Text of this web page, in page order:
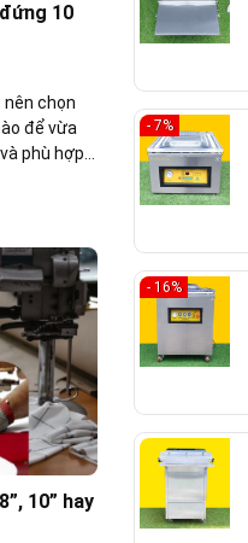
10
nên chọn
để vừa
phù hợp
bán chạy,
10” hay
- 7%
- 16%